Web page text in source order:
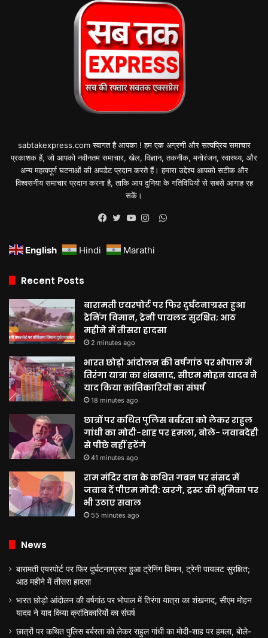
sabtakexpress.com स्वागत है आपका ! हम एक अग्रणी और सत्यप्रिय समाचार
प्रकाशक हैं, जो आपको नवीनतम समाचार, खेल, विज्ञान, तकनीक, मनोरंजन, स्वास्थ्य, और
अन्य महत्वपूर्ण घटनाओं की अपडेट प्रदान करते हैं। हमारा उद्देश्य आपको सटीक और
विश्वसनीय समाचार प्रदान करना है, ताकि आप दुनिया के गतिविधियों से सबसे आगाह रह
सकें।
WhatsApp
English Hindi Marathi
Recent Posts
बारामती एयरपोर्ट पर फिर दुर्घटनाग्रस्त हुआ
ट्रेनिंग विमान, ट्रेनी पायलट सुरक्षित; आठ
महीने में तीसरा हादसा
2 minutes ago
भारत छोड़ो आंदोलन की वर्षगांठ पर भोपाल में
तिरंगा यात्रा का शंखनाद, सीएम मोहन यादव ने
याद किया क्रांतिकारियों का संघर्ष
18 minutes ago
छात्रों पर कथित पुलिस बर्बरता को लेकर राहुल
गांधी का मोदी-शाह पर हमला, बोले- जवाबदेही
से पीछे नहीं हटेंगे
41 minutes ago
राम मंदिर दान के कथित गबन पर संसद में
जवाब दें पीएम मोदी: खरगे, ट्रस्ट की भूमिका पर
भी उठाए सवाल
55 minutes ago
News
बारामती एयरपोर्ट पर फिर दुर्घटनाग्रस्त हुआ ट्रेनिंग विमान, ट्रेनी पायलट सुरक्षित;
आठ महीने में तीसरा हादसा
भारत छोड़ो आंदोलन की वर्षगांठ पर भोपाल में तिरंगा यात्रा का शंखनाद, सीएम मोहन
यादव ने याद किया क्रांतिकारियों का संघर्ष
छात्रों पर कथित पुलिस बर्बरता को लेकर राहुल गांधी का मोदी-शाह पर हमला, बोले-